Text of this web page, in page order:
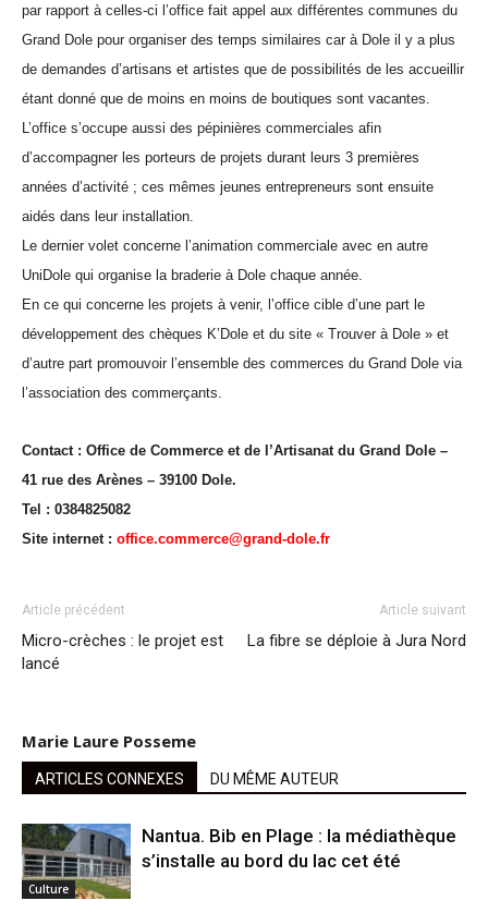
par rapport à celles-ci l’office fait appel aux différentes communes du
Grand Dole pour organiser des temps similaires car à Dole il y a plus
de demandes d’artisans et artistes que de possibilités de les accueillir
étant donné que de moins en moins de boutiques sont vacantes.
L’office s’occupe aussi des pépinières commerciales afin
d’accompagner les porteurs de projets durant leurs 3 premières
années d’activité ; ces mêmes jeunes entrepreneurs sont ensuite
aidés dans leur installation.
Le dernier volet concerne l’animation commerciale avec en autre
UniDole qui organise la braderie à Dole chaque année.
En ce qui concerne les projets à venir, l’office cible d’une part le
développement des chèques K’Dole et du site « Trouver à Dole » et
d’autre part promouvoir l’ensemble des commerces du Grand Dole via
l’association des commerçants.
Contact : Office de Commerce et de l’Artisanat du Grand Dole –
41 rue des Arènes – 39100 Dole.
Tel : 0384825082
Site internet : office.commerce@grand-dole.fr
Article précédent
Micro-crèches : le projet est
lancé
Article suivant
La fibre se déploie à Jura Nord
Marie Laure Posseme
ARTICLES CONNEXES DU MÊME AUTEUR
Culture
Nantua. Bib en Plage : la médiathèque
s’installe au bord du lac cet été